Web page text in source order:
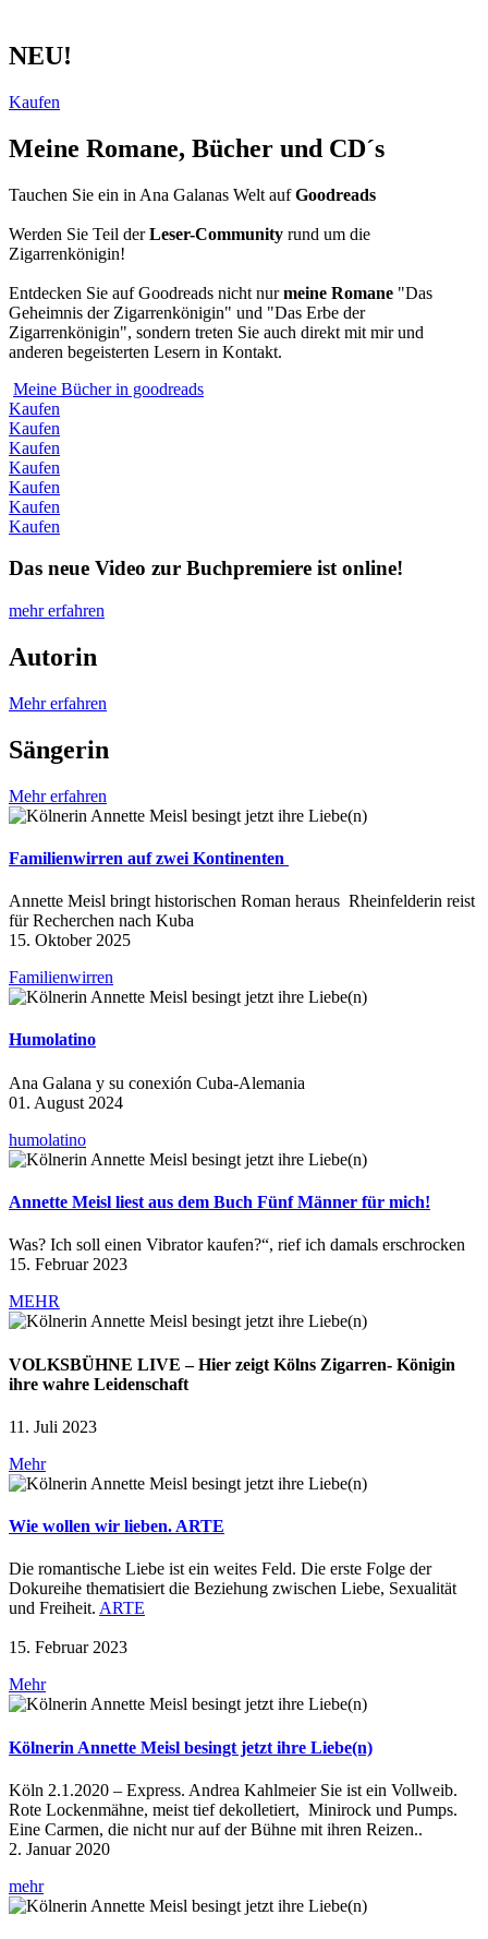
NEU!
Kaufen
Meine Romane, Bücher und CD´s
Tauchen Sie ein in Ana Galanas Welt aufGoodreads
Werden Sie Teil derLeser-Community rund um die
Zigarrenkönigin!
Entdecken Sie auf Goodreads nicht nurmeine Romane "Das
Geheimnis der Zigarrenkönigin" und "Das Erbe der
Zigarrenkönigin", sondern treten Sie auch direkt mit mir und
anderen begeisterten Lesern in Kontakt.
Meine Bücher in goodreads
Kaufen
Kaufen
Kaufen
Kaufen
Kaufen
Kaufen
Kaufen
Das neue Video zur Buchpremiere ist online!
mehr erfahren
Autorin
Mehr erfahren
Sängerin
Mehr erfahren
Familienwirren auf zwei Kontinenten
Annette Meisl bringt historischen Roman heraus Rheinfelderin reist
für Recherchen nach Kuba
15. Oktober 2025
Familienwirren
Humolatino
Ana Galana y su conexión Cuba-Alemania
01. August 2024
humolatino
Annette Meisl liest aus dem Buch Fünf Männer für mich!
Was? Ich soll einen Vibrator kaufen?“, rief ich damals erschrocken
15. Februar 2023
MEHR
VOLKSBÜHNE LIVE – Hier zeigt Kölns Zigarren- Königin
ihre wahre Leidenschaft
11. Juli 2023
Mehr
Wie wollen wir lieben. ARTE
Die romantische Liebe ist ein weites Feld. Die erste Folge der
Dokureihe thematisiert die Beziehung zwischen Liebe, Sexualität
und Freiheit. ARTE
15. Februar 2023
Mehr
Kölnerin Annette Meisl besingt jetzt ihre Liebe(n)
Köln 2.1.2020 – Express. Andrea Kahlmeier Sie ist ein Vollweib.
Rote Lockenmähne, meist tief dekolletiert, Minirock und Pumps.
Eine Carmen, die nicht nur auf der Bühne mit ihren Reizen..
2. Januar 2020
mehr